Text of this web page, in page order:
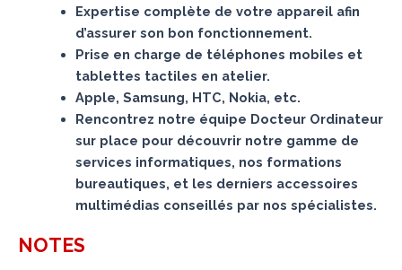
Expertise complète de votre appareil afin
d’assurer son bon fonctionnement.
Prise en charge de téléphones mobiles et
tablettes tactiles en atelier.
Apple, Samsung, HTC, Nokia, etc.
Rencontrez notre équipe Docteur Ordinateur
sur place pour découvrir notre gamme de
services informatiques, nos formations
bureautiques, et les derniers accessoires
multimédias conseillés par nos spécialistes.
NOTES